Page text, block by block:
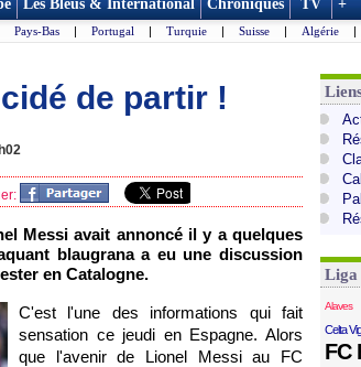
Les Bleus & International Chroniques TV +
Pays-Bas | Portugal | Turquie | Suisse | Algérie |
de partir !
Messi avait annoncé il y a quelques
blaugrana a eu une discussion
en Catalogne.
C'est l'une des informations qui fait
sensation ce jeudi en Espagne. Alors
que l'avenir de Lionel Messi au FC
Liga
Alaves
Celta
FC